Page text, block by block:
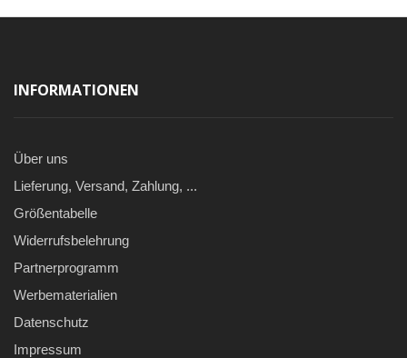
INFORMATIONEN
Über uns
Lieferung, Versand, Zahlung, ...
Größentabelle
Widerrufsbelehrung
Partnerprogramm
Werbematerialien
Datenschutz
Impressum